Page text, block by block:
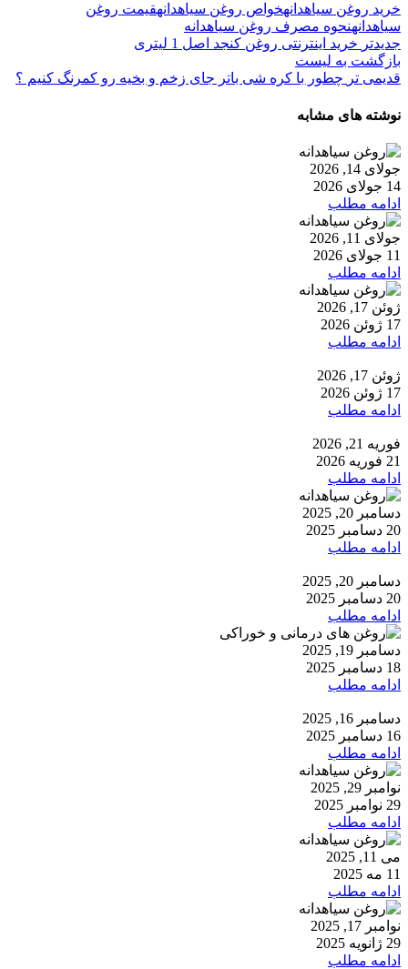
خرید روغن سیاهدانهخواص روغن سیاهدانهقیمت روغن
سیاهدانهنحوه مصرف روغن سیاهدانه
جدیدتر خرید اینترنتی روغن کنجد اصل 1 لیتری
بازگشت به لیست
قدیمی تر چطور با کره شی باتر جای زخم و بخیه رو کمرنگ کنیم ؟
نوشته های مشابه
جولای 14, 2026
14 جولای 2026
ادامه مطلب
جولای 11, 2026
11 جولای 2026
ادامه مطلب
ژوئن 17, 2026
17 ژوئن 2026
ادامه مطلب
ژوئن 17, 2026
17 ژوئن 2026
ادامه مطلب
فوریه 21, 2026
21 فوریه 2026
ادامه مطلب
دسامبر 20, 2025
20 دسامبر 2025
ادامه مطلب
دسامبر 20, 2025
20 دسامبر 2025
ادامه مطلب
دسامبر 19, 2025
18 دسامبر 2025
ادامه مطلب
دسامبر 16, 2025
16 دسامبر 2025
ادامه مطلب
نوامبر 29, 2025
29 نوامبر 2025
ادامه مطلب
می 11, 2025
11 مه 2025
ادامه مطلب
نوامبر 17, 2025
29 ژانویه 2025
ادامه مطلب